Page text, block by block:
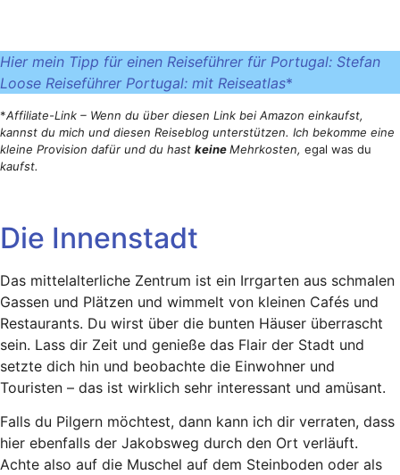
Hier mein Tipp für einen Reiseführer für Portugal: Stefan
Loose Reiseführer Portugal: mit Reiseatlas*
*Affiliate-Link – Wenn du über diesen Link bei Amazon einkaufst,
kannst du mich und diesen Reiseblog unterstützen. Ich bekomme eine
kleine Provision dafür und du hast keineMehrkosten, egal was du
kaufst.
Die Innenstadt
Das mittelalterliche Zentrum ist ein Irrgarten aus schmalen
Gassen und Plätzen und wimmelt von kleinen Cafés und
Restaurants. Du wirst über die bunten Häuser überrascht
sein. Lass dir Zeit und genieße das Flair der Stadt und
setzte dich hin und beobachte die Einwohner und
Touristen – das ist wirklich sehr interessant und amüsant.
Falls du Pilgern möchtest, dann kann ich dir verraten, dass
hier ebenfalls der Jakobsweg durch den Ort verläuft.
Achte also auf die Muschel auf dem Steinboden oder als